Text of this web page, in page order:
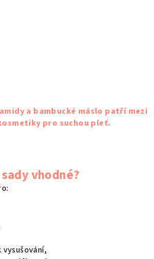
a bambucké máslo patří mezi
pro suchou pleť.
vhodné?